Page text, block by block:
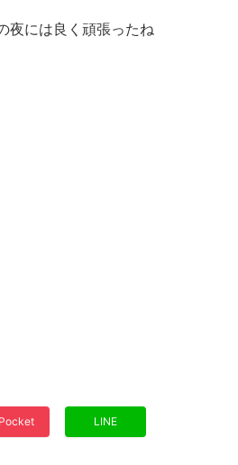
夜には良く頑張ったね
Pocket LINE